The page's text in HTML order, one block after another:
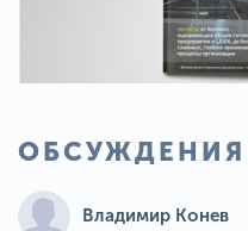
ОБСУЖДЕНИЯ
Владимир Конев